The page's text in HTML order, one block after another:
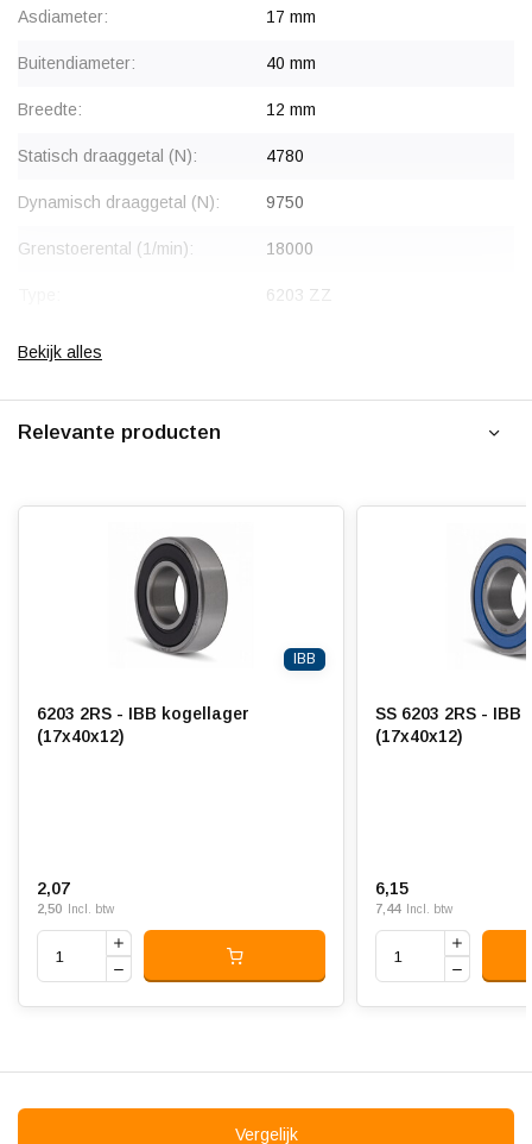
Voor OEM-klanten, terugkerende aantallen of eenmalige
grote projecten geven wij korting.Neem contact met ons op
Asdiameter: 17 mm
Buitendiameter: 40 mm
Breedte: 12 mm
Statisch draaggetal (N): 4780
Dynamisch draaggetal (N): 9750
Grenstoerental (1/min): 18000
6203 ZZ
Soort:
Bekijk alles
Relevante producten
IBB
6203 2RS - IBB kogellager
(17x40x12)
2,07
2,50 Incl. btw
SS 6203 2RS -
(17x40x12)
6,15
7,44 Incl. btw
Vergelijk